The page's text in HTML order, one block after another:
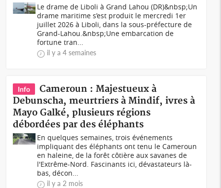
Le drame de Liboli à Grand Lahou (DR)&nbsp;Un
drame maritime s’est produit le mercredi 1er
juillet 2026 à Liboli, dans la sous-préfecture de
Grand-Lahou.&nbsp;Une embarcation de
fortune tran...
il y a 4 semaines
Info
Cameroun : Majestueux à
Debunscha, meurtriers à Mindif, ivres à
Mayo Galké, plusieurs régions
débordées par des éléphants
En quelques semaines, trois événements
impliquant des éléphants ont tenu le Cameroun
en haleine, de la forêt côtière aux savanes de
l'Extrême-Nord. Fascinants ici, dévastateurs là-
bas, décon...
il y a 2 mois